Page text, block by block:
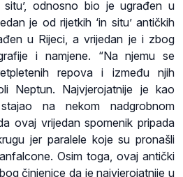
situ’, odnosno bio je ugrađen u
je od rijetkih ‘in situ’ antičkih
u Rijeci, a vrijedan je i zbog
i namjene. “Na njemu se
repova i između njih
Neptun. Najvjerojatnije je kao
na nekom nadgrobnom
ovaj vrijedan spomenik pripada
jer paralele koje su pronašli
Osim toga, ovaj antički
činjenice da je najvjerojatnije u